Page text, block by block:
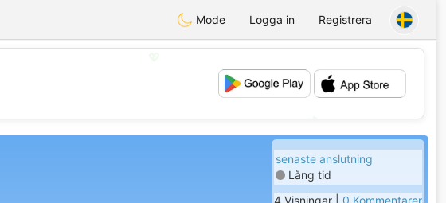
Mode Logga in Registrera
💕
senaste anslutning
Lång tid
4 Visningar | 0 Kommentarer